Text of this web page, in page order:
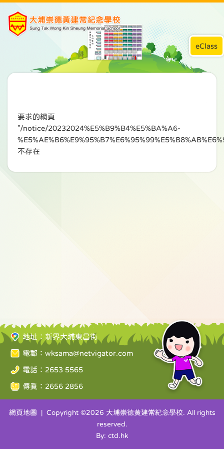
eClass
要求的網頁
"/notice/20232024%E5%B9%B4%E5%BA%A6-
不存在
地址：新界大埔東昌街
電郵： wksama@netvigator.com
電話：2653 5565
傳真：2656 2856
網頁地圖 | Copyright ©2026 大埔崇德黃建常紀念學校. All rights
reserved.
By: ctd.hk